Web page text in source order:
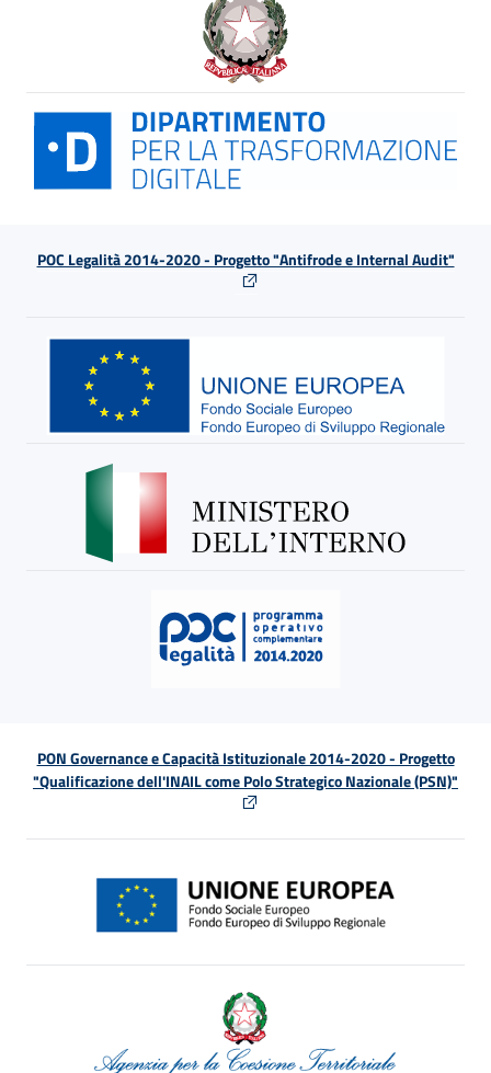
POC Legalità 2014-2020 - Progetto "Antifrode e Internal Audit"
PON Governance e Capacità Istituzionale 2014-2020 - Progetto
"Qualificazione dell'INAIL come Polo Strategico Nazionale (PSN)"